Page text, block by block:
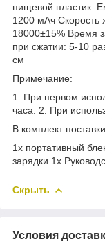
пищевой пластик.
1200 мАч Скорость
18000±15% Время
при сжатии: 5-10
см
Примечание:
1. При первом
часа. 2. При
В комплект
1x портативный
зарядки 1x
Скрыть
Условия